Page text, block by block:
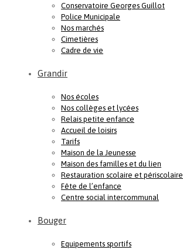
Conservatoire Georges Guillot
Police Municipale
Nos marchés
Cimetières
Cadre de vie
Grandir
Nos écoles
Nos collèges et lycées
Relais petite enfance
Accueil de loisirs
Tarifs
Maison de la Jeunesse
Maison des familles et du lien
Restauration scolaire et périscolaire
Fête de l’enfance
Centre social intercommunal
Bouger
Equipements sportifs